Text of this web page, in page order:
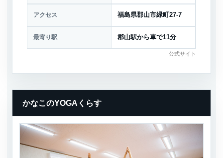
アクセス 福島県郡山市緑町27-7
最寄り駅 郡山駅から車で11分
公式サイト
かなこのYOGAくらす